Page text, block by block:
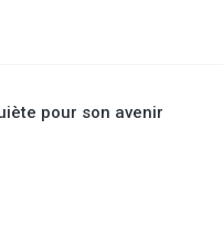
pour son avenir
produit ou est susceptible